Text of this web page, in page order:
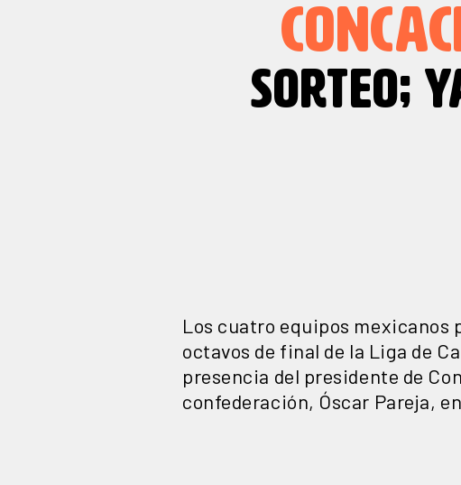
SORTEO;
Los cuatro equipos mexicanos
octavos de final de la Liga de
presencia del presidente de
confederación, Óscar Pareja,